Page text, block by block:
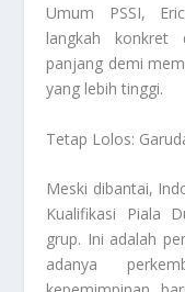
Umum PSSI,
langkah konkret
panjang demi
yang lebih tinggi.
Tetap Lolos:
Meski dibantai,
Kualifikasi Piala
grup. Ini adalah
adanya